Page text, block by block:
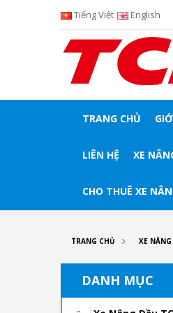
Tiếng Việt English
TRANG CHỦ
LIÊN HỆ XE
CHO THUÊ XE
TRANG CHỦ XE NÂNG
DANH MỤC